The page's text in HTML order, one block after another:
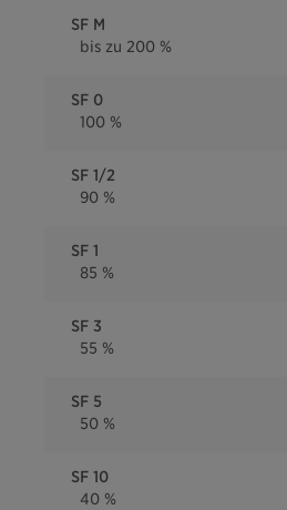
SF M
bis zu 200 %
SF 0
100 %
SF 1/2
90 %
SF 1
85 %
SF 3
55 %
SF 5
50 %
SF 10
40 %